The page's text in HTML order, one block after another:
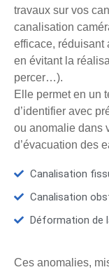
travaux sur vos
canalisation
efficace, réduisant
en évitant la
percer…).
Elle permet en un
d’identifier avec
ou anomalie dans
d’évacuation des
Canalisation
Canalisation
Déformation de
Ces anomalies,